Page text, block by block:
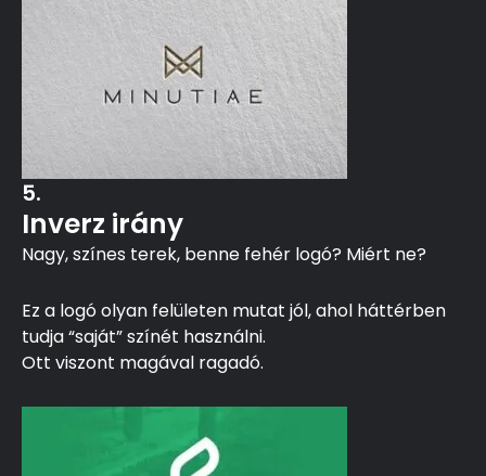
5.
Inverz irány
Nagy, színes terek, benne fehér logó? Miért ne?
Ez a logó olyan felületen mutat jól, ahol háttérben
tudja “saját” színét használni.
Ott viszont magával ragadó.